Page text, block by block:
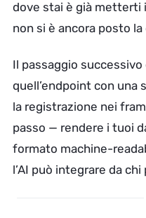
dove stai è già metterti
non si è ancora posto la
Il passaggio
quell’endpoint con una
la registrazione nei
passo — rendere i tuoi
formato machine-
l’AI può integrare da